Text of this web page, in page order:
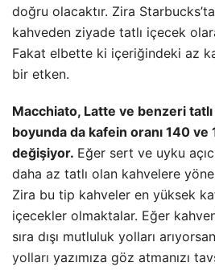
doğru olacaktır. Zira Starbucks’ta
kahveden ziyade tatlı içecek
Fakat elbette ki içeriğindeki az
bir etken.
Macchiato, Latte ve benzeri
boyunda da kafein oranı 140 ve
değişiyor. Eğer sert ve uyku
daha az tatlı olan kahvelere
Zira bu tip kahveler en yüksek
içecekler olmaktalar. Eğer
sıra dışı mutluluk yolları
yolları yazımıza göz atmanızı